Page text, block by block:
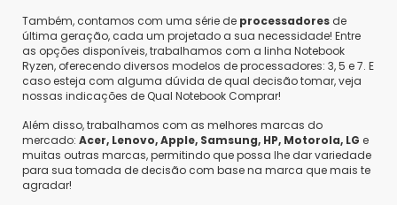
Também, contamos com uma série de processadores de
última geração, cada um projetado a sua necessidade! Entre
as opções disponíveis, trabalhamos com a linha Notebook
Ryzen, oferecendo diversos modelos de processadores: 3, 5 e 7. E
caso esteja com alguma dúvida de qual decisão tomar, veja
nossas indicações de Qual Notebook Comprar!
Além disso, trabalhamos com as melhores marcas do
mercado: Acer, Lenovo, Apple, Samsung, HP, Motorola, LG e
muitas outras marcas, permitindo que possa lhe dar variedade
para sua tomada de decisão com base na marca que mais te
agradar!